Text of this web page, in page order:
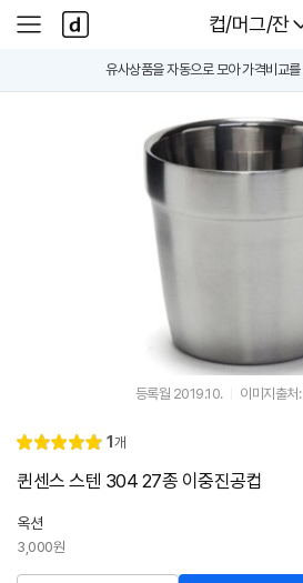
다나와
컵/머그/잔
사
다
나
인
i
유사상품을 자동으로 모아 가격비교
등록월 2019.10. 이미지출처
별
5.
리
1 개
퀸센스 스텐 304 27종 이중진공컵
옥션
3,000원